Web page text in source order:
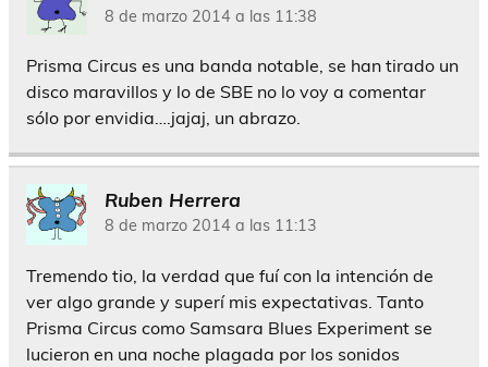
8 de marzo 2014 a las 11:38
Prisma Circus es una banda notable, se han tirado un
disco maravillos y lo de SBE no lo voy a comentar
sólo por envidia….jajaj, un abrazo.
Ruben Herrera
8 de marzo 2014 a las 11:13
Tremendo tio, la verdad que fuí con la intención de
ver algo grande y superí mis expectativas. Tanto
Prisma Circus como Samsara Blues Experiment se
lucieron en una noche plagada por los sonidos